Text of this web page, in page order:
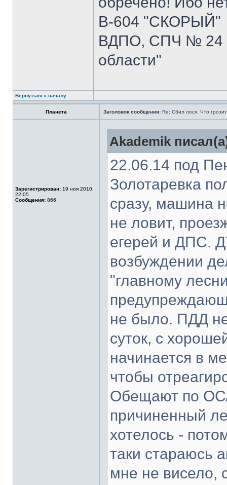
В-604 "СКОРЫЙ"
ВДПО, СПЧ № 24
области"
Вернуться к началу
Планета Заголовок сообщения: Re: Сбил лося. Что
Зарегистрирован: 19 ноя 2010,
22:05
Сообщения: 866
Akademik
22.06.14 под
Золотаревка
сразу, машина
не ловит,
егерей и ДПС.
возбуждении
"главному
не было. ПДД
суток, с
начинается в
чтобы
Обещают по
причиненный
хотелось -
таки стараюсь
мне не висело,